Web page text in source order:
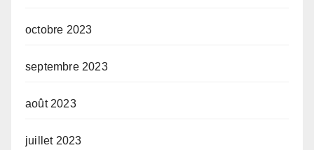
octobre 2023
septembre 2023
août 2023
juillet 2023